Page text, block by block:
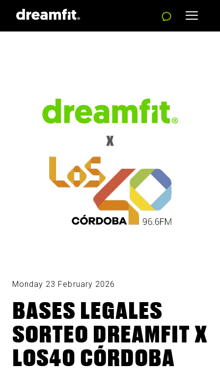
Monday 23 February 2026
BASES LEGALES
SORTEO DREAMFIT X
LOS40 CÓRDOBA